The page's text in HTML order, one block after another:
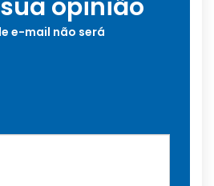
opinião
e-mail não será